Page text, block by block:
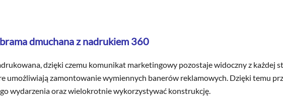
dmuchana z nadrukiem 360
dzięki czemu komunikat marketingowy pozostaje widoczny z każdej
umożliwiają zamontowanie wymiennych banerów reklamowych. Dzięki temu
wydarzenia oraz wielokrotnie wykorzystywać konstrukcję.